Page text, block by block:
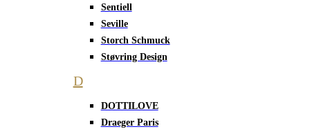
Sentiell
Seville
Storch Schmuck
Støvring Design
D
DOTTILOVE
Draeger Paris